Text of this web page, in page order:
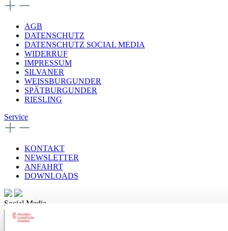
AGB
DATENSCHUTZ
DATENSCHUTZ SOCIAL MEDIA
WIDERRUF
IMPRESSUM
SILVANER
WEISSBURGUNDER
SPÄTBURGUNDER
RIESLING
Service
KONTAKT
NEWSLETTER
ANFAHRT
DOWNLOADS
Social Media